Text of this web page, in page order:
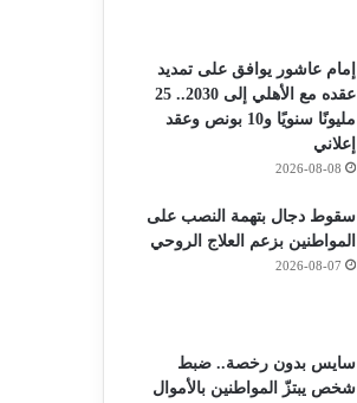
إمام عاشور يوافق على تمديد
عقده مع الأهلي إلى 2030.. 25
مليونًا سنويًا و10 بونص وعقد
إعلاني
2026-08-08
سقوط دجال بتهمة النصب على
المواطنين بزعم العلاج الروحي
2026-08-07
سايس بدون رخصة.. ضبط
شخص يبتزّ المواطنين بالأموال